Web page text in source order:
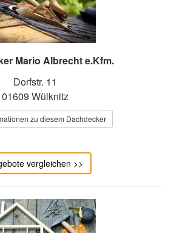
Mario Albrecht e.Kfm.
Dorfstr. 11
01609 Wülknitz
zu diesem Dachdecker
vergleichen >>